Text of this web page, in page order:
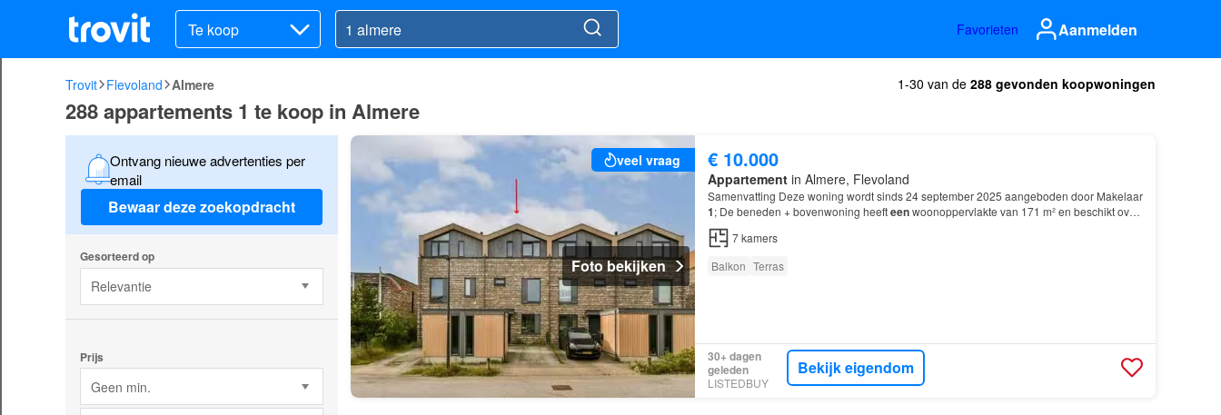
Te koop Favorieten Aanmelden
Trovit Flevoland Almere 1-30 van de 288 gevonden koopwoningen
288 appartements 1 te koop in Almere
Ontvang nieuwe advertenties per
email
Bewaar deze zoekopdracht
Gesorteerd op
Relevantie
Prijs
Geen min.
veel vraag
Foto bekijken
€ 10.000
Appartementin Almere, Flevoland
Samenvatting Deze woning wordt sinds 24 september 2025 aangeboden door Makelaar
1; De beneden + bovenwoning heefteenwoonoppervlakte van 171 m² en beschikt over
7 kamers, waarvan 5 slaapkamers; De woning is gebouwd In 2019 e…
7kamers
Balkon Terras
30+ dagen
geleden
LISTEDBUY
Bekijk eigendom